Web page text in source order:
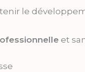
le
et